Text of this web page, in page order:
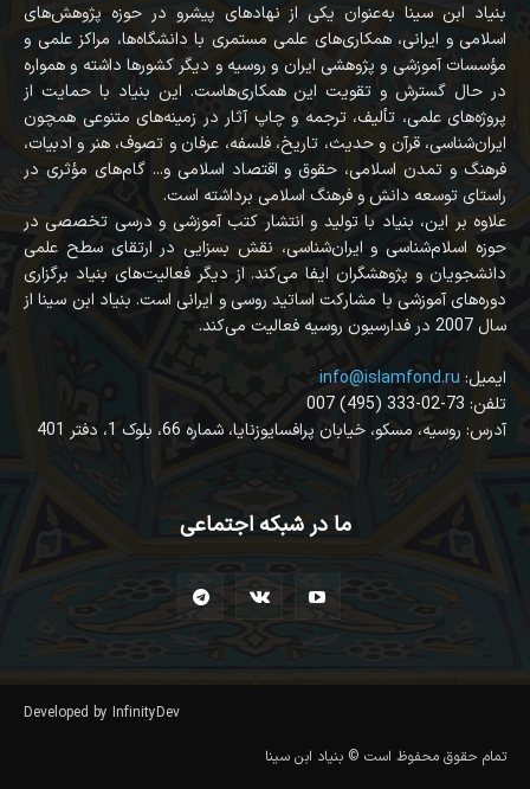
بنیاد ابن سینا به‌عنوان یکی از نهادهای پیشرو در حوزه پژوهش‌های
اسلامی و ایرانی، همکاری‌های علمی مستمری با دانشگاه‌ها، مراکز علمی و
مؤسسات آموزشی و پژوهشی ایران و روسیه و دیگر کشورها داشته و همواره
در حال گسترش و تقویت این همکاری‌هاست. این بنیاد با حمایت از
پروژه‌های علمی، تألیف، ترجمه و چاپ آثار در زمینه‌های متنوعی همچون
ایران‌شناسی، قرآن‌ و حدیث، تاریخ، فلسفه، عرفان و تصوف، هنر و ادبیات،
فرهنگ و تمدن اسلامی، حقوق و اقتصاد اسلامی و... گام‌های مؤثری در
راستای توسعه دانش و فرهنگ اسلامی برداشته است.
علاوه بر این، بنیاد با تولید و انتشار کتب آموزشی و درسی تخصصی در
حوزه اسلام‌شناسی و ایران‌شناسی، نقش بسزایی در ارتقای سطح علمی
دانشجویان و پژوهشگران ایفا می‌کند. از دیگر فعالیت‌های بنیاد برگزاری
دوره‌های آموزشی با مشارکت اساتید روسی و ایرانی است. بنیاد ابن سینا از
سال 2007 در فدارسیون روسیه فعالیت می‌کند.
info@islamfond.ru :ایمیل
007 (495) 333-02-73 :تلفن
آدرس: روسیه، مسکو، خیابان پرافسایوزنایا، شماره 66، بلوک 1، دفتر 401
ما در شبکه اجتماعی
Developed by InfinityDev
تمام حقوق محفوظ است © بنیاد ابن سینا